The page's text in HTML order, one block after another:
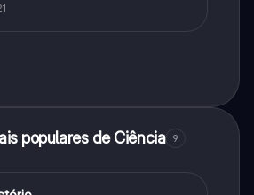
populares de Ciência 9